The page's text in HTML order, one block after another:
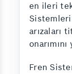
en ileri
arızaları
onarımını
Fren